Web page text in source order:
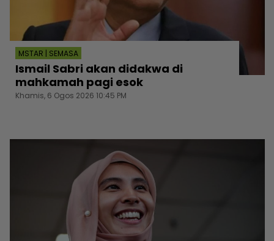
MSTAR | SEMASA
Ismail Sabri akan didakwa di
mahkamah pagi esok
Khamis, 6 Ogos 2026 10:45 PM